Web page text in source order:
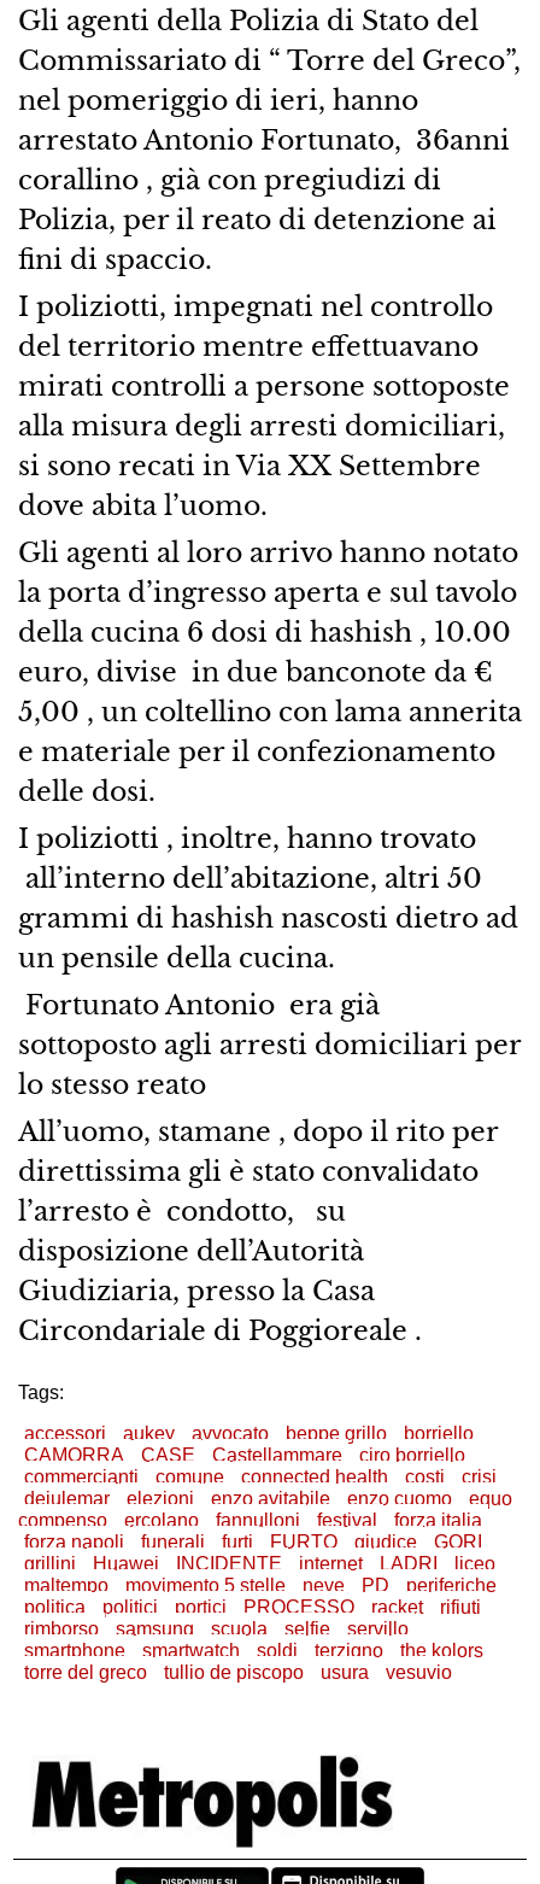
Gli agenti della Polizia di Stato del
Commissariato di “ Torre del Greco”,
nel pomeriggio di ieri, hanno
arrestato Antonio Fortunato, 36anni
corallino , già con pregiudizi di
Polizia, per il reato di detenzione ai
fini di spaccio.
I poliziotti, impegnati nel controllo
del territorio mentre effettuavano
mirati controlli a persone sottoposte
alla misura degli arresti domiciliari,
si sono recati in Via XX Settembre
dove abita l’uomo.
Gli agenti al loro arrivo hanno notato
la porta d’ingresso aperta e sul tavolo
della cucina 6 dosi di hashish , 10.00
euro, divise in due banconote da €
5,00 , un coltellino con lama annerita
e materiale per il confezionamento
delle dosi.
I poliziotti , inoltre, hanno trovato
all’interno dell’abitazione, altri 50
grammi di hashish nascosti dietro ad
un pensile della cucina.
Fortunato Antonio era già
sottoposto agli arresti domiciliari per
lo stesso reato
All’uomo, stamane , dopo il rito per
direttissima gli è stato convalidato
l’arresto è condotto, su
disposizione dell’Autorità
Giudiziaria, presso la Casa
Circondariale di Poggioreale .
Tags:
accessori
aukey avvocato beppe grillo
borriello
CAMORRA
CASE Castellammare
ciro borriello
commercianti
comune connected health costi
crisi
deiulemar
elezioni enzo avitabile enzo cuomo
equo
compenso
ercolano fannulloni festival
forza italia
forza napoli
funerali furti FURTO giudice
GORI
grillini
Huawei INCIDENTE internet LADRI
liceo
maltempo
movimento 5 stelle neve PD
periferiche
politica
politici portici PROCESSO racket
rifiuti
rimborso
samsung scuola selfie
servillo
smartphone
smartwatch soldi terzigno
the kolors
torre del greco
tullio de piscopo usura vesuvio